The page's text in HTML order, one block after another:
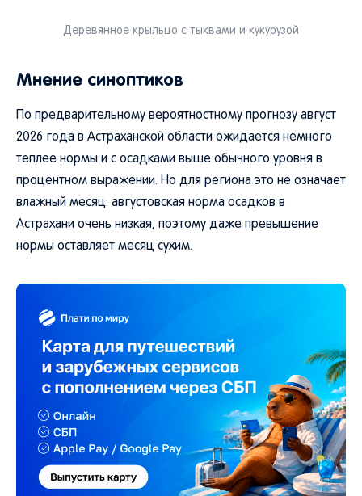
Деревянное крыльцо с тыквами и кукурузой
Мнение синоптиков
По предварительному вероятностному прогнозу август
2026 года в Астраханской области ожидается немного
теплее нормы и с осадками выше обычного уровня в
процентном выражении. Но для региона это не означает
влажный месяц: августовская норма осадков в
Астрахани очень низкая, поэтому даже превышение
нормы оставляет месяц сухим.